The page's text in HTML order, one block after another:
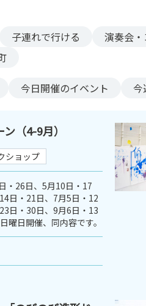
子連れで行ける 演奏会
今日開催のイベント 今
（4-9月）
ショップ
・26日、5月10日・17
日・21日、7月5日・12
日・30日、9月6日・13
曜日開催、同内容です。